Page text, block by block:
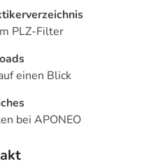
PLZ-Filter
einen Blick
bei APONEO